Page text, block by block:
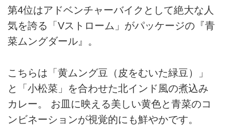
第4位はアドベンチャーバイクとして絶大な人
気を誇る「Vストローム」がパッケージの『青
菜ムングダール』。
こちらは「黄ムング豆（皮をむいた緑豆）」
と「小松菜」を合わせた北インド風の煮込み
カレー。 お皿に映える美しい黄色と青菜のコ
ンビネーションが視覚的にも鮮やかです。